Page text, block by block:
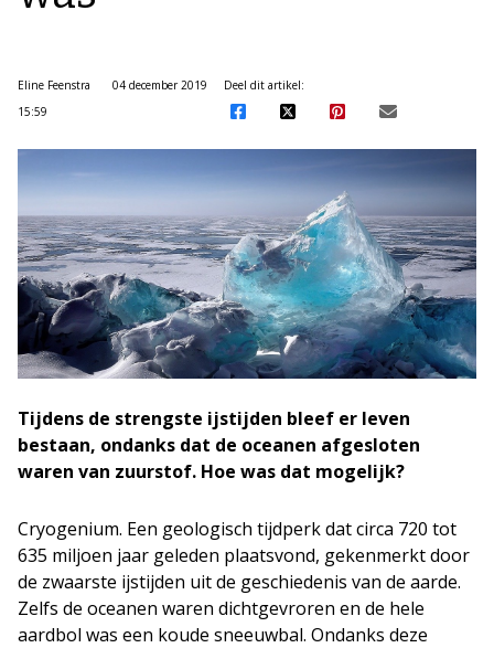
Eline Feenstra
04 december 2019
15:59
Deel dit artikel:
Tijdens de strengste ijstijden bleef er leven
bestaan, ondanks dat de oceanen afgesloten
waren van zuurstof. Hoe was dat mogelijk?
Cryogenium. Een geologisch tijdperk dat circa 720 tot
635 miljoen jaar geleden plaatsvond, gekenmerkt door
de zwaarste ijstijden uit de geschiedenis van de aarde.
Zelfs de oceanen waren dichtgevroren en de hele
aardbol was een koude sneeuwbal. Ondanks deze